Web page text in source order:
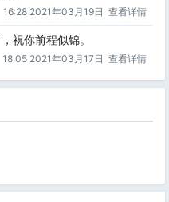
16:28 2021年03月19日 查看详情
祝你前程似锦。
18:05 2021年03月17日 查看详情